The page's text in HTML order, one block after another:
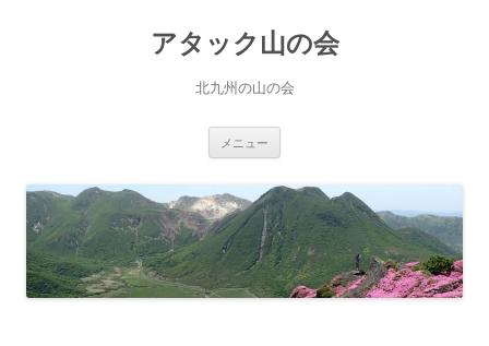
アタック山の会
北九州の山の会
メニュー